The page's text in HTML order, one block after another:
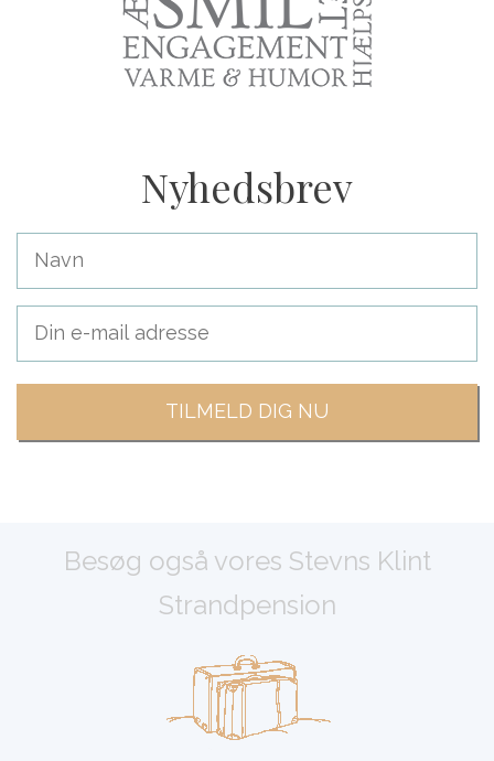
Nyhedsbrev
Besøg også vores Stevns Klint
Strandpension